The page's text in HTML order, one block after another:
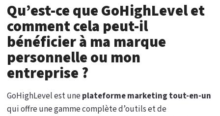
Qu’est-ce que GoHighLevel et
comment cela peut-il
bénéficier à ma marque
personnelle ou mon
entreprise ?
GoHighLevel est uneplateforme marketing tout-en-un
qui offre une gamme complète d’outils et de